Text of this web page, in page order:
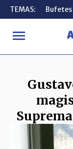
TEMAS:
INICIO
TEMAS: